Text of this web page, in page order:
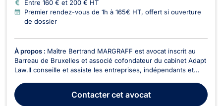
Entre 160 € et 200 € HT
Premier rendez-vous de 1h à 165€ HT, offert si ouverture
de dossier
À propos : Maître Bertrand MARGRAFF est avocat inscrit au
Barreau de Bruxelles et associé cofondateur du cabinet Adapt
Law.Il conseille et assiste les entreprises, indépendants et
rédaction et l'exécution de contrats ainsi que dans le cadre les
litiges pouvant survenir entre profess...
Contactercet avocat